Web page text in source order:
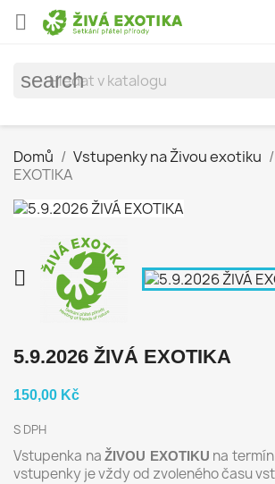

search
Domů Vstupenky na Živou exotiku
EXOTIKA

5.9.2026 ŽIVÁ EXOTIKA
150,00 Kč
S DPH
Vstupenka naŽIVOU EXOTIKU na
vstupenky je vždy od zvoleného času